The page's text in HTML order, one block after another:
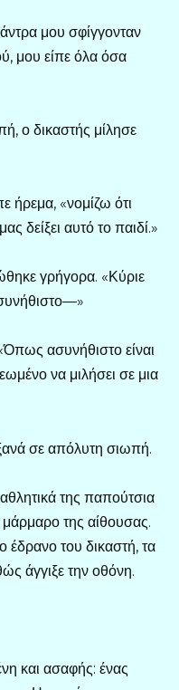
μου σφίγγονταν
μου είπε όλα όσα
ο δικαστής μίλησε
ήρεμα, «νομίζω ότι
δείξει αυτό το παιδί.»
γρήγορα. «Κύριε
ασυνήθιστο είναι
να μιλήσει σε μια
σε απόλυτη σιωπή.
της παπούτσια
της αίθουσας.
έδρανο του δικαστή, τα
άγγιξε την οθόνη.
και ασαφής: ένας